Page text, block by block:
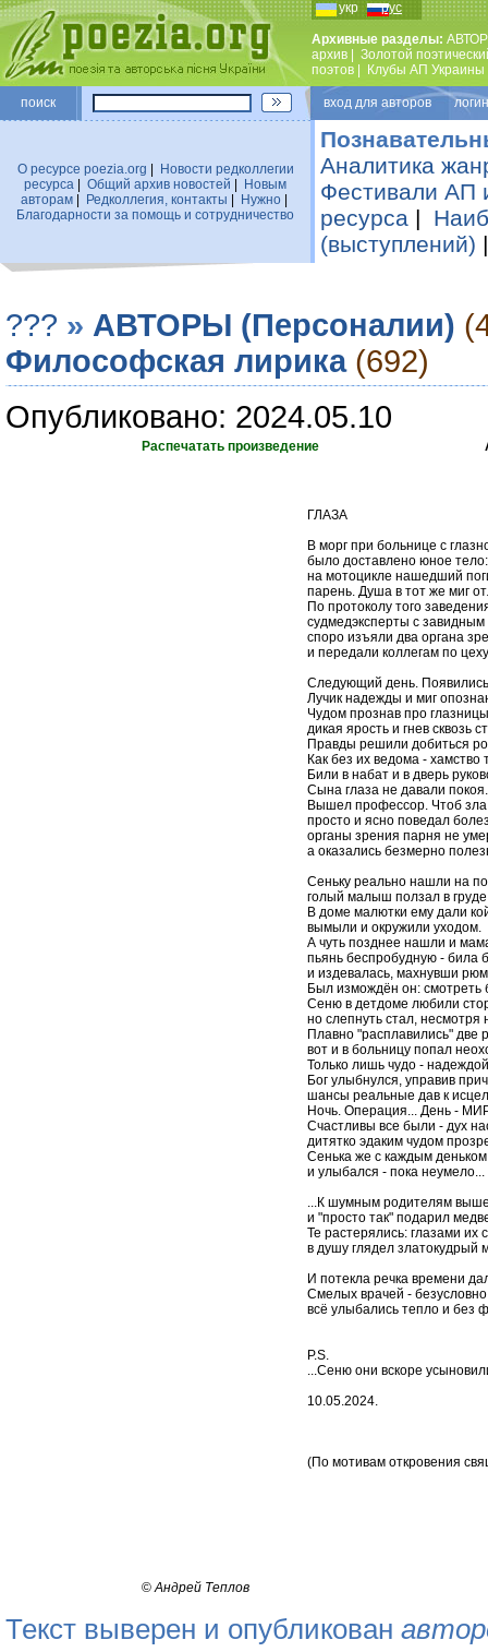
укр рус
Архивные разделы:
архив
Золотой
поэтов
Клубы АП Украины
поиск вход для авторов
О ресурсе poezia.org
Новости редколлегии
ресурса
Общий архив новостей
Новым
авторам| Редколлегия, контакты Нужно|
Благодарности за помощь и сотрудничество
Аналитика
Фестивали АП
ресурса |
(выступлений)
??? » АВТОРЫ (Персоналии)
Философская лирика (692)
Опубликовано: 2024.05.10
Распечатать произведение
ГЛАЗА
В морг при больнице с
было доставлено юное тело:
на мотоцикле нашедший
парень. Душа в тот же миг
По протоколу того
судмедэксперты с завидным
споро изъяли два органа
и передали коллегам по
Следующий день.
Лучик надежды и миг
Чудом прознав про
дикая ярость и гнев сквозь
Правды решили добиться
Как без их ведома - хамство
Били в набат и в дверь
Сына глаза не давали покоя.
Вышел профессор. Чтоб зла
просто и ясно поведал
органы зрения парня не
а оказались безмерно
Сеньку реально нашли на
голый малыш ползал в груде
В доме малютки ему дали
вымыли и окружили уходом.
А чуть позднее нашли и
пьянь беспробудную - била
и издевалась, махнувши
Был измождён он: смотреть
Сеню в детдоме любили
но слепнуть стал, несмотря
Плавно "расплавились" две
вот и в больницу попал
Только лишь чудо -
Бог улыбнулся, управив
шансы реальные дав к
Ночь. Операция... День -
Счастливы все были - дух
дитятко эдаким чудом
Сенька же с каждым
и улыбался - пока неумело...
...К шумным родителям
и "просто так" подарил
Те растерялись: глазами их
в душу глядел златокудрый
И потекла речка времени
Смелых врачей -
всё улыбались тепло и без
P.S.
...Сеню они вскоре
10.05.2024.
(По мотивам откровения
©Андрей Теплов
Текст выверен и опубликован